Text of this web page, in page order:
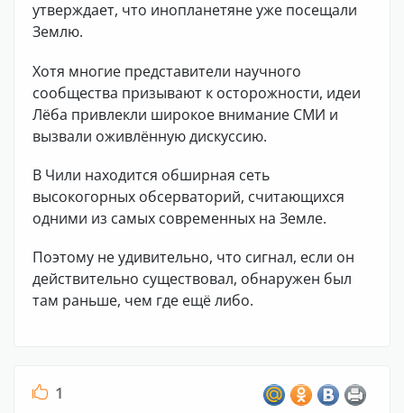
утверждает, что инопланетяне уже посещали
Землю.
Хотя многие представители научного
сообщества призывают к осторожности, идеи
Лёба привлекли широкое внимание СМИ и
вызвали оживлённую дискуссию.
В Чили находится обширная сеть
высокогорных обсерваторий, считающихся
одними из самых современных на Земле.
Поэтому не удивительно, что сигнал, если он
действительно существовал, обнаружен был
там раньше, чем где ещё либо.
1